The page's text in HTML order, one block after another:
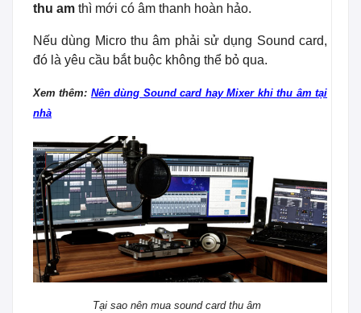
thu am thì mới có âm thanh hoàn hảo.
Nếu dùng Micro thu âm phải sử dụng Sound card,
đó là yêu cầu bắt buộc không thể bỏ qua.
Xem thêm: Nên dùng Sound card hay Mixer khi thu âm tại
nhà
Tại sao nên mua sound card thu âm